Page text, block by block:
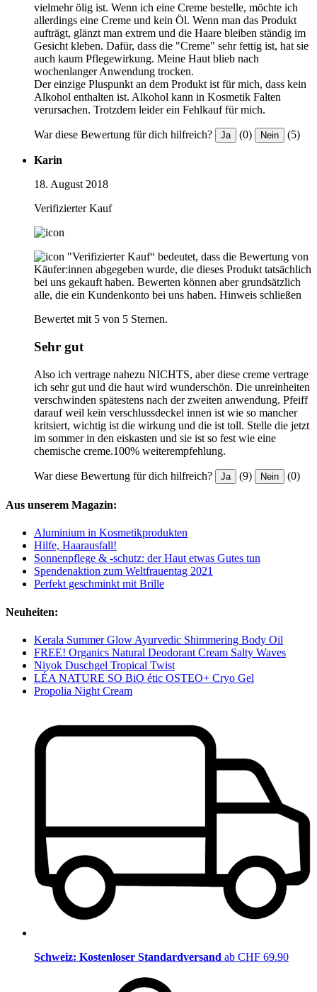
vielmehr ölig ist. Wenn ich eine Creme bestelle, möchte ich
allerdings eine Creme und kein Öl. Wenn man das Produkt
aufträgt, glänzt man extrem und die Haare bleiben ständig im
Gesicht kleben. Dafür, dass die "Creme" sehr fettig ist, hat sie
auch kaum Pflegewirkung. Meine Haut blieb nach
wochenlanger Anwendung trocken.
Der einzige Pluspunkt an dem Produkt ist für mich, dass kein
Alkohol enthalten ist. Alkohol kann in Kosmetik Falten
verursachen. Trotzdem leider ein Fehlkauf für mich.
War diese Bewertung für dich hilfreich? Ja (0) Nein (5)
Karin
18. August 2018
Verifizierter Kauf
"Verifizierter Kauf“ bedeutet, dass die Bewertung von
Käufer:innen abgegeben wurde, die dieses Produkt tatsächlich
bei uns gekauft haben. Bewerten können aber grundsätzlich
alle, die ein Kundenkonto bei uns haben. Hinweis schließen
Bewertet mit 5 von 5 Sternen.
Sehr gut
Also ich vertrage nahezu NICHTS, aber diese creme vertrage
ich sehr gut und die haut wird wunderschön. Die unreinheiten
verschwinden spätestens nach der zweiten anwendung. Pfeiff
darauf weil kein verschlussdeckel innen ist wie so mancher
kritsiert, wichtig ist die wirkung und die ist toll. Stelle die jetzt
im sommer in den eiskasten und sie ist so fest wie eine
chemische creme.100% weiterempfehlung.
War diese Bewertung für dich hilfreich? Ja (9) Nein (0)
Aus unserem Magazin:
Aluminium in Kosmetikprodukten
Hilfe, Haarausfall!
Sonnenpflege & -schutz: der Haut etwas Gutes tun
Spendenaktion zum Weltfrauentag 2021
Perfekt geschminkt mit Brille
Neuheiten:
Kerala Summer Glow Ayurvedic Shimmering Body Oil
FREE! Organics Natural Deodorant Cream Salty Waves
Niyok Duschgel Tropical Twist
LÉA NATURE SO BiO étic OSTEO+ Cryo Gel
Propolia Night Cream
Schweiz: Kostenloser Standardversand ab CHF 69.90